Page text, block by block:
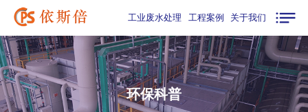
工业废水处理 工程案例 关于我们
环保科普